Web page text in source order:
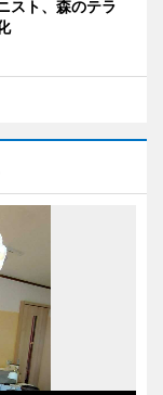
スト、森のテラ